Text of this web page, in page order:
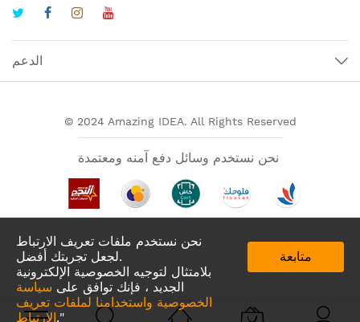
نحن نستخدم ملفات تعريف الارتباط
لجعل تجربتك أفضل.
بلامتثال لتوجيه الخصوصية الإلكترونية
الجديد ، فإنك توافق على سياسة
الخصوصية واستخدامنا لملفات تعريف
الارتباط."
متابعة
الدعم
© 2024 Amazing IDEA. All Rights Reserved
تطبيقات لدينا في